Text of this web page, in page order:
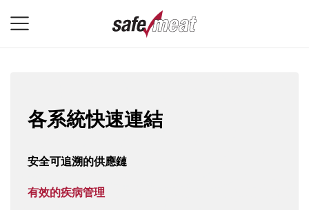
各系統快速連結
安全可追溯的供應鏈
有效的疾病管理